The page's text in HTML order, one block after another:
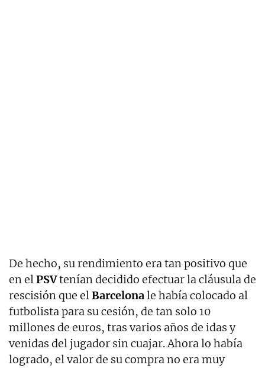
De hecho, su rendimiento era tan positivo que
en elPSVtenían decidido efectuar la cláusula de
rescisión que elBarcelonale había colocado al
futbolista para su cesión, de tan solo 10
millones de euros, tras varios años de idas y
venidas del jugador sin cuajar. Ahora lo había
logrado, el valor de su compra no era muy